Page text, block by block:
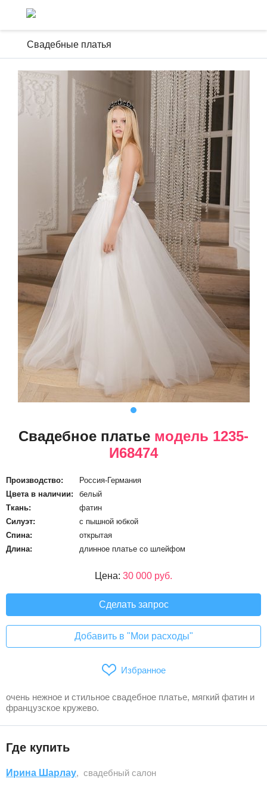
Свадебные платья
Свадебное платье модель 1235-
И68474
Производство:
Россия-Германия
Цвета в наличии:
белый
Ткань:
фатин
Силуэт:
с пышной юбкой
Спина:
открытая
Длина:
длинное платье со шлейфом
Цена: 30 000 руб.
Сделать запрос
Добавить в "Мои расходы"
Избранное
очень нежное и стильное свадебное платье, мягкий фатин и
французское кружево.
Где купить
Ирина Шарлау, свадебный салон